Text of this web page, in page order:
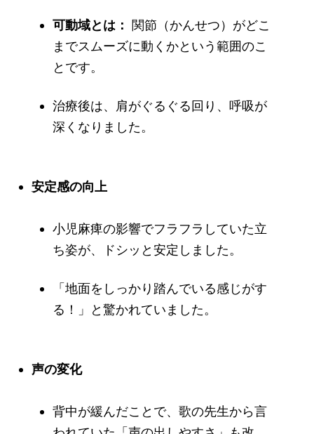
可動域とは：
関節（かんせつ）がどこ
までスムーズに動くかという範囲のこ
とです。
治療後は、肩がぐるぐる回り、呼吸が
深くなりました。
安定感の向上
小児麻痺の影響でフラフラしていた立
ち姿が、ドシッと安定しました。
「地面をしっかり踏んでいる感じがす
る！」と驚かれていました。
声の変化
背中が緩んだことで、歌の先生から言